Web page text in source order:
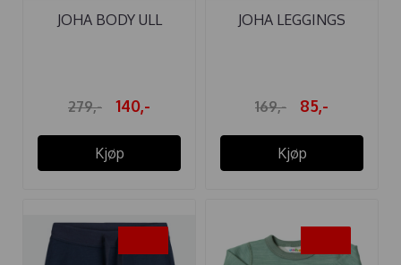
JOHA BODY ULL
279,- 140,-
Kjøp
JOHA LEGGINGS
169,- 85,-
Kjøp